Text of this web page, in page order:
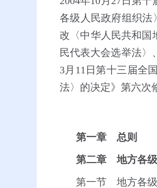
各级人民政府组织法
改〈中华人民共和国
民代表大会选举法
3月 11 日第十三届全
法〉的决定》第六次
第一章 总则
第二章 地方各
第一节 地方各级